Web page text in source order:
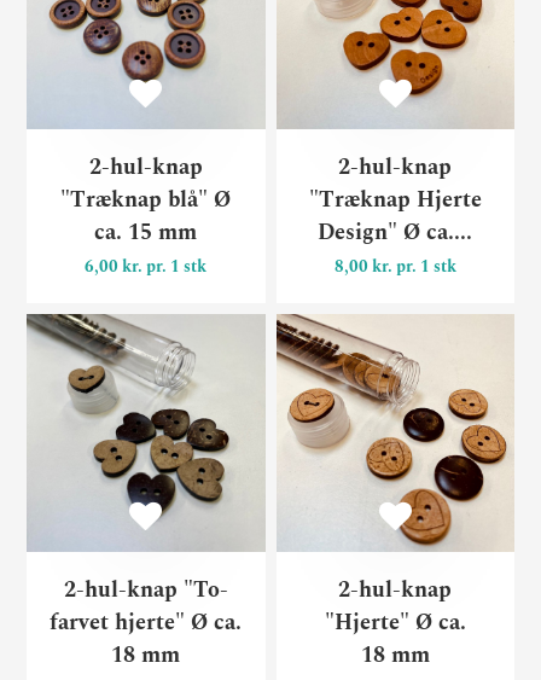
2-hul-knap
"Træknap blå" Ø
ca. 15 mm
6,00 kr. pr. 1 stk
2-hul-knap
"Træknap Hjerte
Design" Ø ca....
8,00 kr. pr. 1 stk
2-hul-knap "To-
farvet hjerte" Ø ca.
18 mm
2-hul-knap "To-farvet
2-hul-knap
"Hjerte" Ø ca.
18 mm